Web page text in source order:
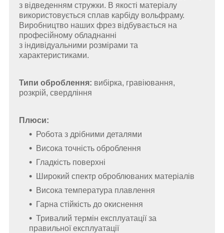
з відведенням стружки. В якості матеріалу
використовується сплав карбіду вольфраму.
Виробництво наших фрез відбувається на
професійному обладнанні
з індивідуальними розмірами та
характеристиками.
Типи оброблення: вибірка, гравіювання,
розкрій, свердління
Плюси:
Робота з дрібними деталями
Висока точність оброблення
Гладкість поверхні
Широкий спектр оброблюваних матеріалів
Висока температура плавлення
Гарна стійкість до окиснення
Тривалий термін експлуатації за
правильної експлуатації